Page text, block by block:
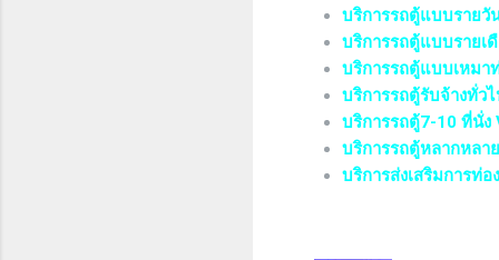
บริการรถตู้แบบรายวั
บริการรถตู้แบบรายเ
บริการรถตู้แบบเหมา
บริการรถตู้รับจ้างทั่ว
บริการรถตู้7-10 ที่นั่ง
บริการรถตู้หลากหลา
บริการส่งเสริมการท่อ